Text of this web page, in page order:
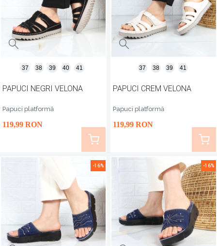
PAPUCI NEGRI VELONA
Papuci platformă
119,99 RON
37 38 39 40 41
PAPUCI CREM VELONA
Papuci platformă
119,99 RON
37 38 39 41
-16% -16%